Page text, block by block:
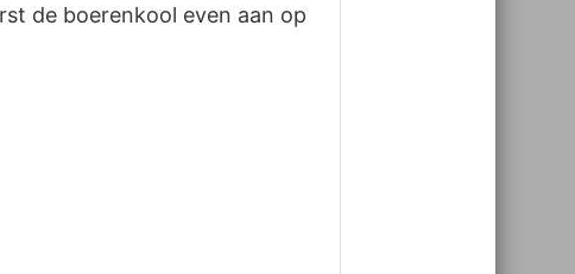
de boerenkool even aan op